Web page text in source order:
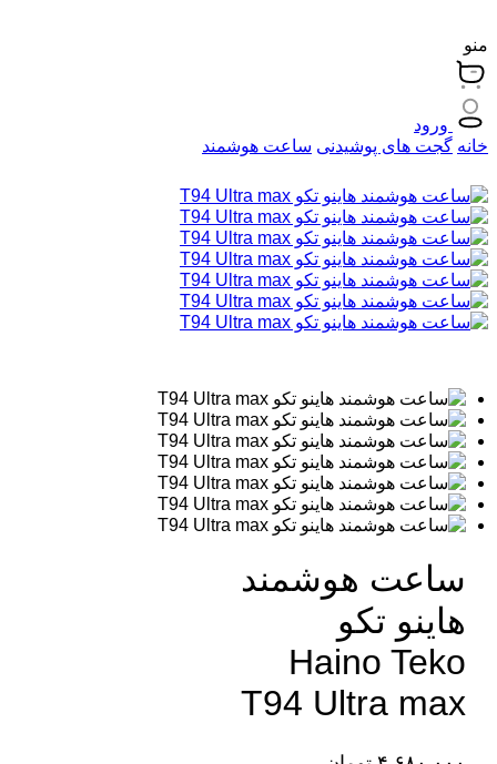
منو
ورود
خانه گجت های پوشیدنی ساعت هوشمند
ساعت هوشمند
هاینو تکو
Haino Teko
T94 Ultra max